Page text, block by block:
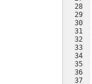
28
29
30
31
32
33
34
35
36
37